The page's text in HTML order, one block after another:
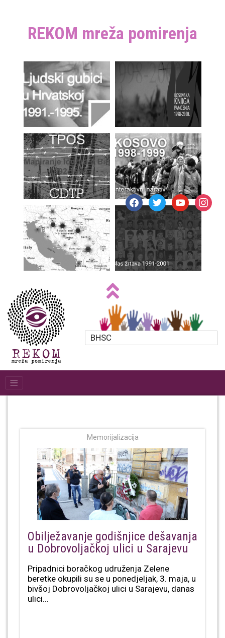
REKOM mreža pomirenja
BHSC
Memorijalizacija
Obilježavanje godišnjice dešavanja
u Dobrovoljačkoj ulici u Sarajevu
Pripadnici boračkog udruženja Zelene
beretke okupili su se u ponedjeljak, 3. maja, u
bivšoj Dobrovoljačkoj ulici u Sarajevu, danas
ulici...
facebooktwitteryoutube